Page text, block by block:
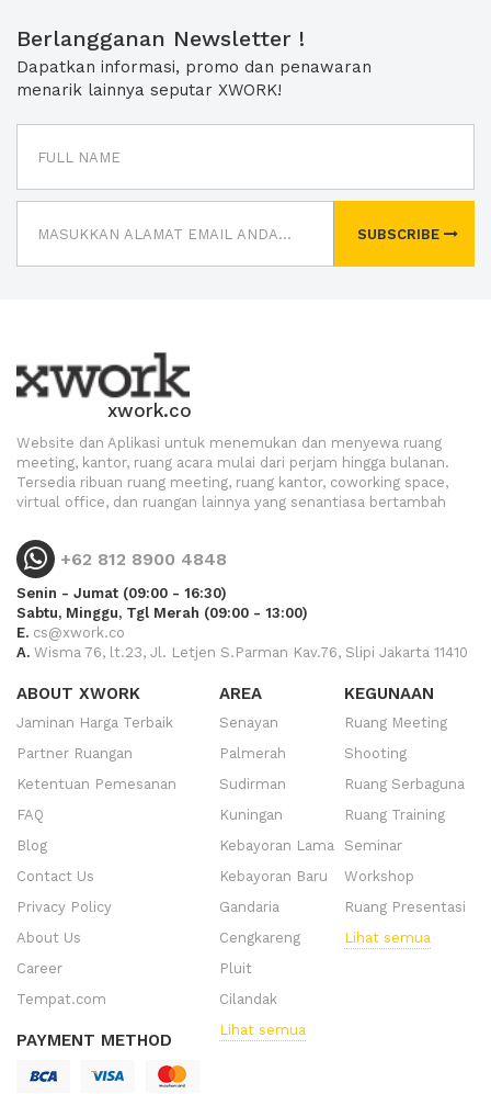
Berlangganan Newsletter !
Dapatkan informasi, promo dan penawaran
menarik lainnya seputar XWORK!
SUBSCRIBE
xwork.co
Website dan Aplikasi untuk menemukan dan menyewa ruang
meeting, kantor, ruang acara mulai dari perjam hingga bulanan.
Tersedia ribuan ruang meeting, ruang kantor, coworking space,
virtual office, dan ruangan lainnya yang senantiasa bertambah
+62 812 8900 4848
Senin - Jumat (09:00 - 16:30)
Sabtu, Minggu, Tgl Merah (09:00 - 13:00)
E. cs@xwork.co
A. Wisma 76, lt.23, Jl. Letjen S.Parman Kav.76, Slipi Jakarta 11410
ABOUT XWORK
Jaminan Harga Terbaik
Partner Ruangan
Ketentuan Pemesanan
FAQ
Blog
Contact Us
Privacy Policy
About Us
Career
Tempat.com
PAYMENT METHOD
AREA
Senayan
Palmerah
Sudirman
Kuningan
Kebayoran Lama
Kebayoran Baru
Gandaria
Cengkareng
Pluit
Cilandak
Lihat semua
KEGUNAAN
Ruang Meeting
Shooting
Ruang Serbaguna
Ruang Training
Seminar
Workshop
Ruang Presentasi
Lihat semua